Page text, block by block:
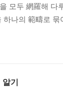
모두 網羅해
하나의 範疇로
기